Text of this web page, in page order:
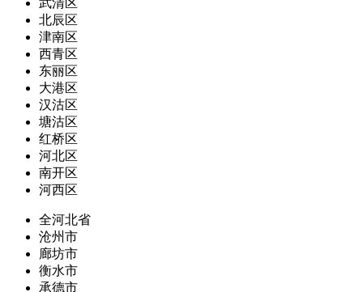
武清区
北辰区
津南区
西青区
东丽区
大港区
汉沽区
塘沽区
红桥区
河北区
南开区
河西区
全河北省
沧州市
廊坊市
衡水市
承德市